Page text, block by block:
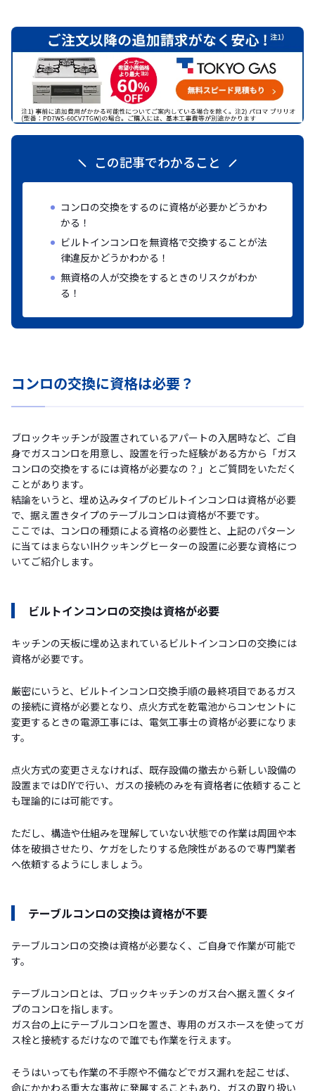
この記事でわかること
コンロの交換をするのに資格が必要かどうかわ
かる！
ビルトインコンロを無資格で交換することが法
律違反かどうかわかる！
無資格の人が交換をするときのリスクがわか
る！
コンロの交換に資格は必要？
ブロックキッチンが設置されているアパートの入居時など、ご自
身でガスコンロを用意し、設置を行った経験がある方から「ガス
コンロの交換をするには資格が必要なの？」とご質問をいただく
ことがあります。
結論をいうと、埋め込みタイプのビルトインコンロは資格が必要
で、据え置きタイプのテーブルコンロは資格が不要です。
ここでは、コンロの種類による資格の必要性と、上記のパターン
に当てはまらないIHクッキングヒーターの設置に必要な資格につ
いてご紹介します。
ビルトインコンロの交換は資格が必要
キッチンの天板に埋め込まれているビルトインコンロの交換には
資格が必要です。
厳密にいうと、ビルトインコンロ交換手順の最終項目であるガス
の接続に資格が必要となり、点火方式を乾電池からコンセントに
変更するときの電源工事には、電気工事士の資格が必要になりま
す。
点火方式の変更さえなければ、既存設備の撤去から新しい設備の
設置まではDIYで行い、ガスの接続のみを有資格者に依頼すること
も理論的には可能です。
ただし、構造や仕組みを理解していない状態での作業は周囲や本
体を破損させたり、ケガをしたりする危険性があるので専門業者
へ依頼するようにしましょう。
テーブルコンロの交換は資格が不要
テーブルコンロの交換は資格が必要なく、ご自身で作業が可能で
す。
テーブルコンロとは、ブロックキッチンのガス台へ据え置くタイ
プのコンロを指します。
ガス台の上にテーブルコンロを置き、専用のガスホースを使ってガ
ス栓と接続するだけなので誰でも作業を行えます。
そうはいっても作業の不手際や不備などでガス漏れを起こせば、
命にかかわる重大な事故に発展することもあり、ガスの取り扱い